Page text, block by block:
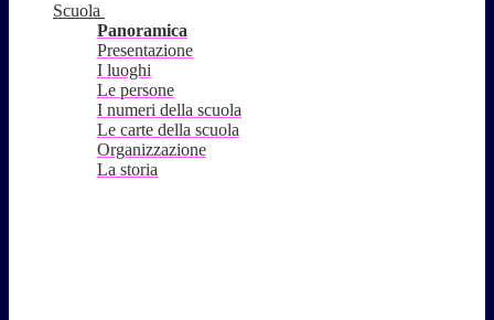
Scuola
Panoramica
Presentazione
I luoghi
Le persone
I numeri della scuola
Le carte della scuola
Organizzazione
La storia